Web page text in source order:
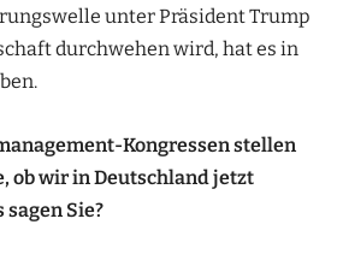
unter Präsident Trump
durchwehen wird, hat es in
Kongressenstellen
obwir in Deutschland jetzt
sagen Sie?